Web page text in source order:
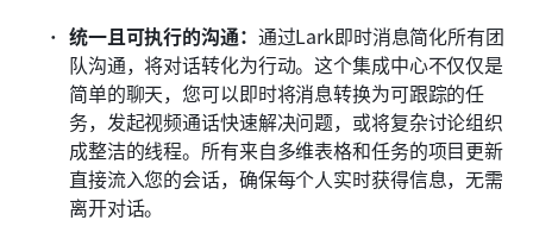
统一且可执行的沟通： 通过Lark即时消息简化所有团
队沟通，将对话转化为行动。这个集成中心不仅仅是
简单的聊天，您可以即时将消息转换为可跟踪的任
务，发起视频通话快速解决问题，或将复杂讨论组织
成整洁的线程。所有来自多维表格和任务的项目更新
直接流入您的会话，确保每个人实时获得信息，无需
离开对话。